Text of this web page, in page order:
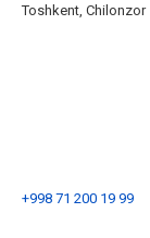
Toshkent, Chilonzor
+998 71 200 19 99